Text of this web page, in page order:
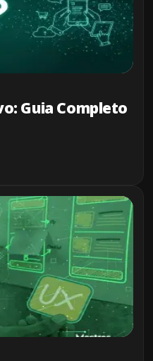
Guia Completo